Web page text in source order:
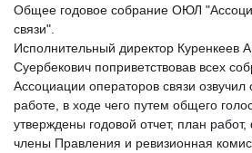
Общее годовое собрание ОЮЛ
связи".
Исполнительный директор Куренкеев
Суербекович поприветствовав всех
Ассоциации операторов связи озвучил
работе, в ходе чего путем общего
утверждены годовой отчет, план
члены Правления и ревизионная